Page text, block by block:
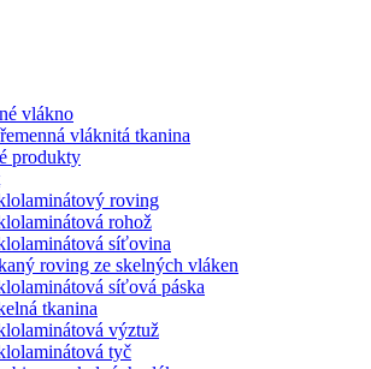
vlákno
vláknitá tkanina
produkty
roving
rohož
síťovina
roving ze skelných vláken
síťová páska
tkanina
výztuž
tyč